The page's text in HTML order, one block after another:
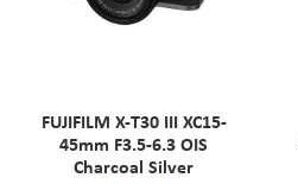
FUJIFILM X-T30 III XC15-
45mm F3.5-6.3 OIS
Charcoal Silver